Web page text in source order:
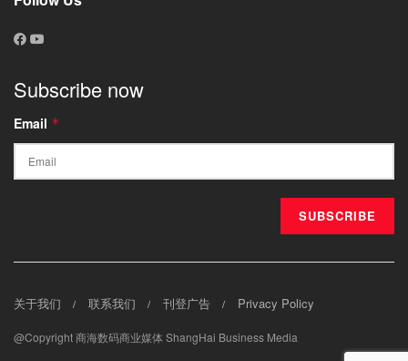
Subscribe now
Email *
关于我们 联系我们 刊登广告 Privacy Policy
@Copyright 商海数码商业媒体 ShangHai Business Media